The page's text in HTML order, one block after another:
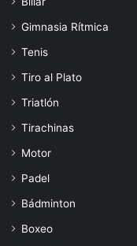
Gimnasia Rítmica
Tenis
Tiro al Plato
Triatlón
Tirachinas
Motor
Padel
Bádminton
Boxeo